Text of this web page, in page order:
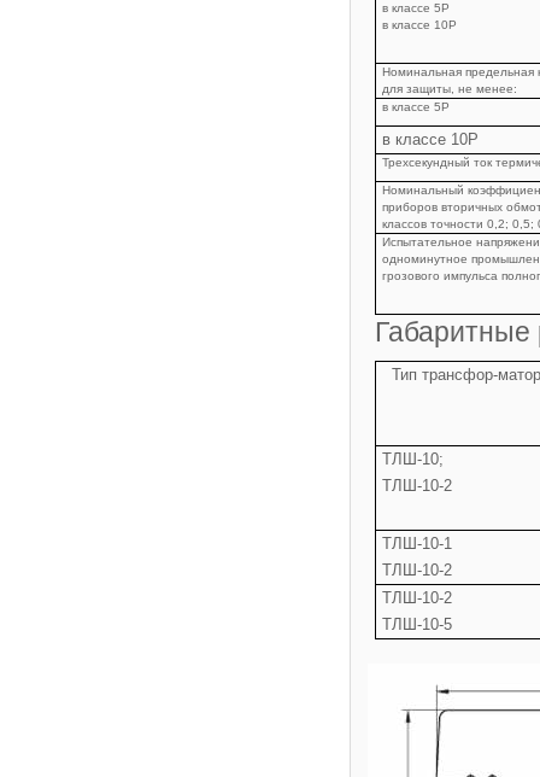
в классе 5Р
в классе 10Р
Номинальная предельная
для защиты, не менее:
в классе 5Р
в классе 10Р
Трехсекундный ток
Номинальный
приборов вторичных
классов точности 0,2;
Испытательное
одноминутное
грозового импульса
Тип трансфор-
ТЛШ-10;
ТЛШ-10-2
ТЛШ-10-1
ТЛШ-10-2
ТЛШ-10-2
ТЛШ-10-5